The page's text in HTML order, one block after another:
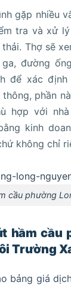
gặp nhiều
tra và xử
Thợ sẽ
đường
để xác định
phần
hợp với
kinh
không chỉ
cầu phường
hầm cầu
Trường
bảng giá